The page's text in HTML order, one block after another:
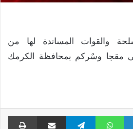
والقوات المساندة لها من
مقجا وسٌركم بمحافظة الكرمك
لينكدإن واتساب تيلقرام مشاركة عبر البريد